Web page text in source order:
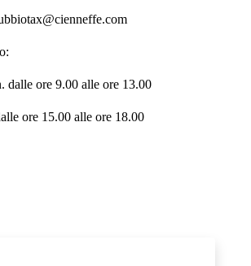
dalle ore 9.00 alle ore 13.00
ore 15.00 alle ore 18.00